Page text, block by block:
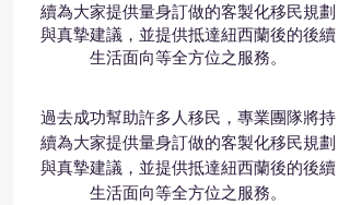
續為大家提供量身訂做的客製化移民規劃
與真摯建議，並提供抵達紐西蘭後的後續
生活面向等全方位之服務。
過去成功幫助許多人移民，專業團隊將持
續為大家提供量身訂做的客製化移民規劃
與真摯建議，並提供抵達紐西蘭後的後續
生活面向等全方位之服務。